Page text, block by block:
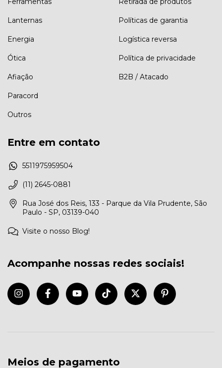
Lanternas
Energia
Ótica
Afiação
Paracord
Outros
Políticas de garantia
Logística reversa
Política de privacidade
B2B / Atacado
Entre em contato
5511975959504
(11) 2645-0881
Rua José dos Reis, 133 - Parque da Vila Prudente, São
Paulo - SP, 03139-040
Visite o nosso Blog!
Acompanhe nossas redes sociais!
Meios de pagamento